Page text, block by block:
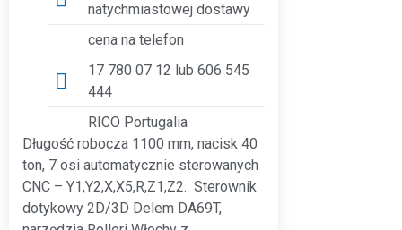
natychmiastowej dostawy
cena na telefon
17 780 07 12 lub 606 545
444
RICO Portugalia
Długość robocza 1100 mm, nacisk 40
ton, 7 osi automatycznie sterowanych
CNC – Y1,Y2,X,X5,R,Z1,Z2. Sterownik
dotykowy 2D/3D Delem DA69T,